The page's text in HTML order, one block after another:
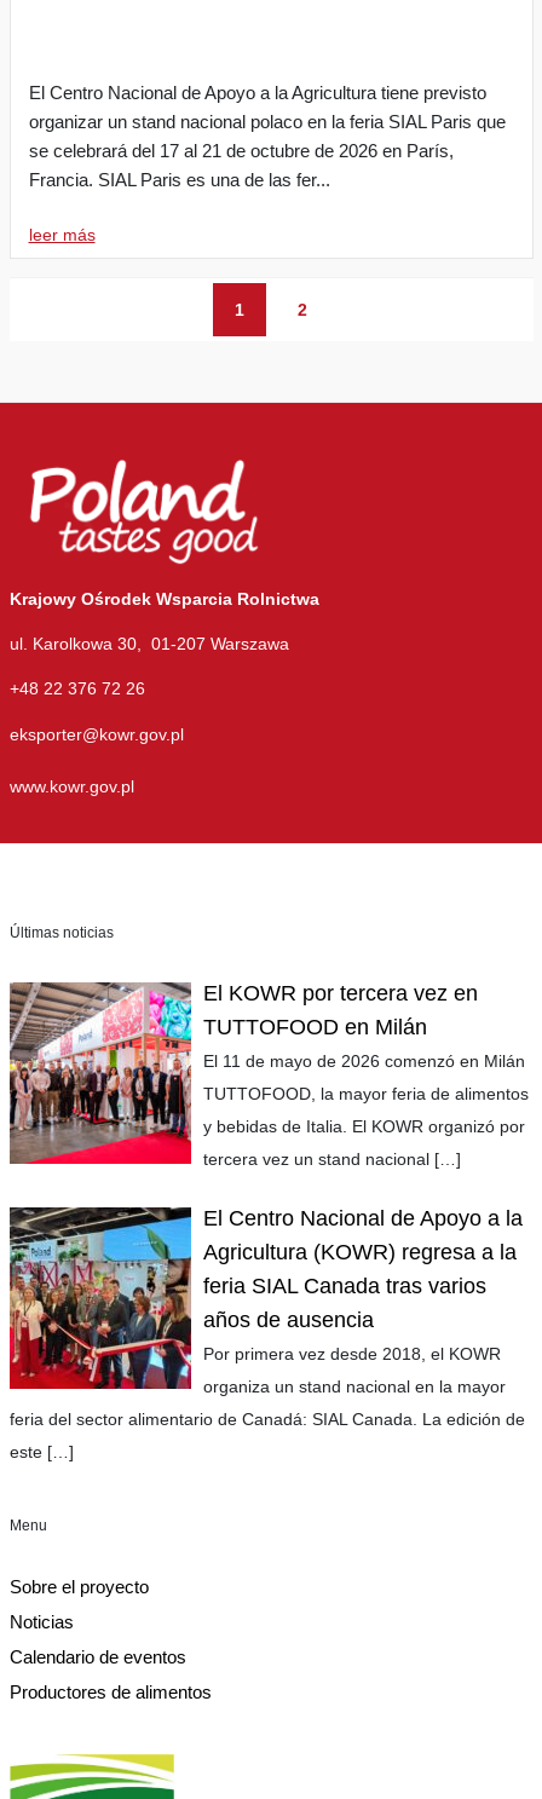
El Centro Nacional de Apoyo a la Agricultura tiene previsto
organizar un stand nacional polaco en la feria SIAL Paris que
se celebrará del 17 al 21 de octubre de 2026 en París,
Francia. SIAL Paris es una de las fer...
leer más
1 2
Krajowy Ośrodek Wsparcia Rolnictwa
ul. Karolkowa 30, 01-207 Warszawa
+48 22 376 72 26
eksporter@kowr.gov.pl
www.kowr.gov.pl
Últimas noticias
El KOWR por tercera vez en
TUTTOFOOD en Milán
El 11 de mayo de 2026 comenzó en Milán
TUTTOFOOD, la mayor feria de alimentos
y bebidas de Italia. El KOWR organizó por
tercera vez un stand nacional […]
El Centro Nacional de Apoyo a la
Agricultura (KOWR) regresa a la
feria SIAL Canada tras varios
años de ausencia
Por primera vez desde 2018, el KOWR
organiza un stand nacional en la mayor
feria del sector alimentario de Canadá: SIAL Canada. La edición de
este […]
Menu
Sobre el proyecto
Noticias
Calendario de eventos
Productores de alimentos